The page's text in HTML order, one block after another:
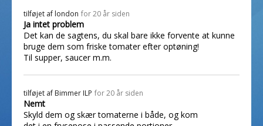
tilføjet af london for 20 år siden
Ja intet problem
Det kan de sagtens, du skal bare ikke forvente at kunne
bruge dem som friske tomater efter optøning!
Til supper, saucer m.m.
tilføjet af Bimmer ILP for 20 år siden
Nemt
Skyld dem og skær tomaterne i både, og kom